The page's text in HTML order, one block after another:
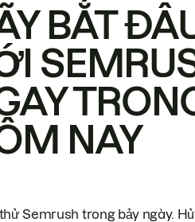
BẮT
NAY
Semrush trong bảy ngày.